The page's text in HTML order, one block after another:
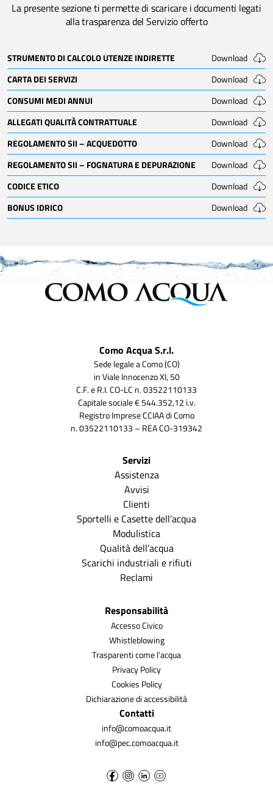
La presente sezione ti permette di scaricare i documenti legati
alla trasparenza del Servizio offerto
STRUMENTO DI CALCOLO UTENZE INDIRETTE
Download
CARTA DEI SERVIZI
Download
CONSUMI MEDI ANNUI
Download
ALLEGATI QUALITÀ CONTRATTUALE
Download
REGOLAMENTO SII – ACQUEDOTTO
Download
REGOLAMENTO SII – FOGNATURA E DEPURAZIONE
Download
CODICE ETICO
Download
BONUS IDRICO
Download
Como Acqua S.r.l.
Sede legale a Como (CO)
in Viale Innocenzo XI, 50
C.F. e R.I. CO-LC n. 03522110133
Capitale sociale € 544.352,12 i.v.
Registro Imprese CCIAA di Como
n. 03522110133 – REA CO-319342
Servizi
Assistenza
Avvisi
Clienti
Sportelli e Casette dell’acqua
Modulistica
Qualità dell’acqua
Scarichi industriali e rifiuti
Reclami
Responsabilità
Accesso Civico
Whistleblowing
Trasparenti come l’acqua
Privacy Policy
Cookies Policy
Dichiarazione di accessibilità
Contatti
info@comoacqua.it
info@pec.comoacqua.it